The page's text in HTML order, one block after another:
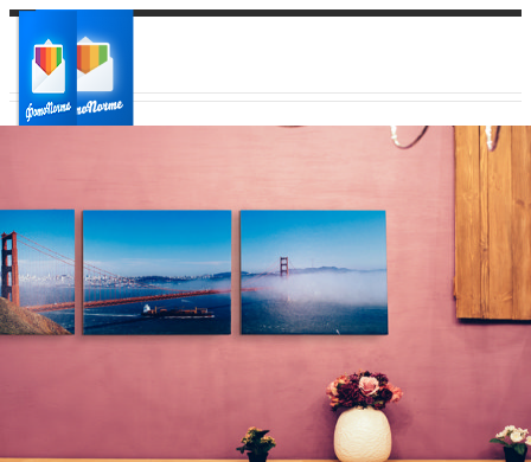
Ваш город:
Ваш регион доставки
Выберите из списка: